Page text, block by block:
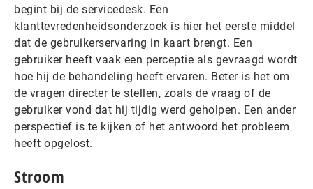
begint bij de servicedesk. Een
klanttevredenheidsonderzoek is hier het eerste middel
dat de gebruikerservaring in kaart brengt. Een
gebruiker heeft vaak een perceptie als gevraagd wordt
hoe hij de behandeling heeft ervaren. Beter is het om
de vragen directer te stellen, zoals de vraag of de
gebruiker vond dat hij tijdig werd geholpen. Een ander
perspectief is te kijken of het antwoord het probleem
heeft opgelost.
Stroom